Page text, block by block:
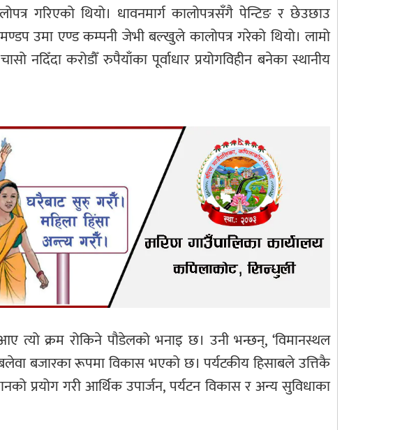
गरिएको थियो। धावनमार्ग कालोपत्रसँगै पेन्टिङ र छेउछाउ
उमा एण्ड कम्पनी जेभी बल्खुले कालोपत्र गरेको थियो। लामो
करोडौँ रुपैयाँका पूर्वाधार प्रयोगविहीन बनेका स्थानीय
त्यो क्रम रोकिने पौडेलको भनाइ छ। उनी भन्छन्, ‘विमानस्थल
बजारका रूपमा विकास भएको छ। पर्यटकीय हिसाबले उत्तिकै
प्रयोग गरी आर्थिक उपार्जन, पर्यटन विकास र अन्य सुविधाका